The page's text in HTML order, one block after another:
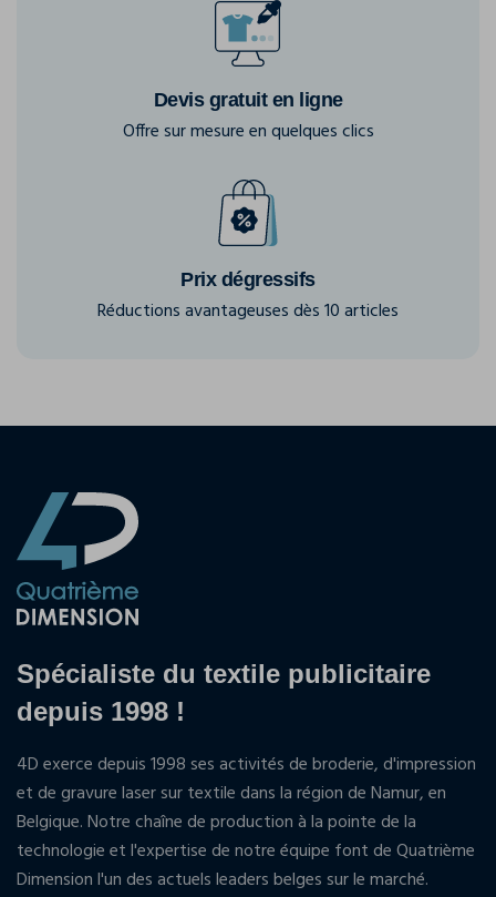
Devis gratuit en ligne
Offre sur mesure en quelques clics
Prix dégressifs
Réductions avantageuses dès 10 articles
Spécialiste du textile publicitaire
depuis 1998 !
4D exerce depuis 1998 ses activités de broderie, d'impression
et de gravure laser sur textile dans la région de Namur, en
Belgique. Notre chaîne de production à la pointe de la
technologie et l'expertise de notre équipe font de Quatrième
Dimension l'un des actuels leaders belges sur le marché.